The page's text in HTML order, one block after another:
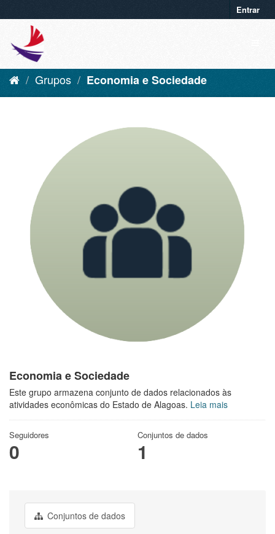
Entrar
Grupos Economia e Sociedade
Economia e Sociedade
Este grupo armazena conjunto de dados relacionados às
atividades econômicas do Estado de Alagoas. Leia mais
Seguidores
0
Conjuntos de dados
1
Conjuntos de dados